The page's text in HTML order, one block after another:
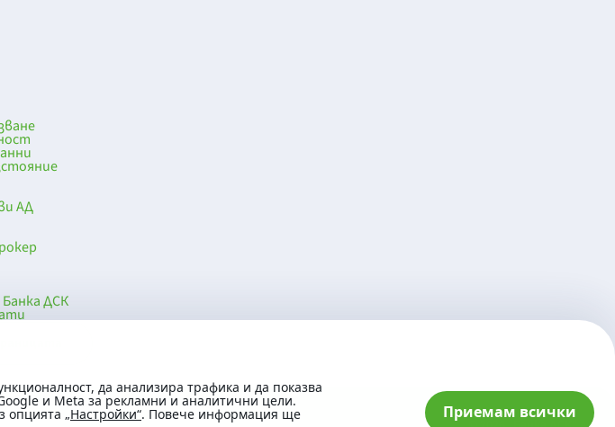
да анализира трафика и да показва
и Meta за рекламни и аналитични цели.
опцията „Настройки“. Повече информация ще Приемам всички
АД
ДСК